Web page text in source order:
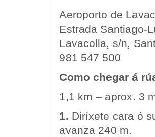
Aeroporto de
Estrada Santiago-
Lavacolla, s/n,
981 547 500
Como chegar á
1,1 km – aprox. 3
1. Diríxete cara ó
avanza 240 m.